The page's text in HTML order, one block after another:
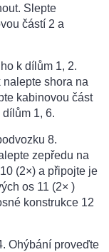
Slepte
částí 2 a
k dílům 1, 2.
shora na
kabinovou část
1, 6.
8.
zepředu na
(2×) a připojte je
os 11 (2× )
konstrukce 12
Ohýbání proveďte